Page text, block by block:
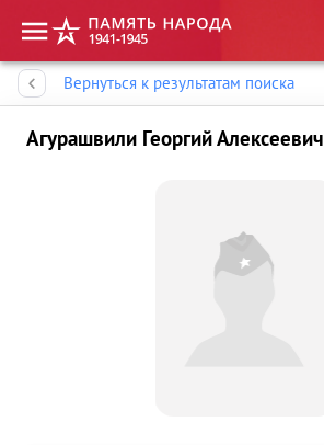
Вернуться к результатам поиска
Агурашвили Георгий Алексеевич
Память народа